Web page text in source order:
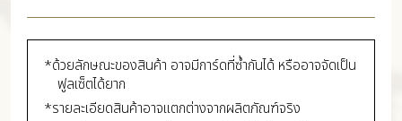
*ด้วยลักษณะของสินค้า อาจมีการ์ดที่ซ้ำกันได้ หรืออาจจัดเป็น
ฟูลเซ็ตได้ยาก
*รายละเอียดสินค้าอาจแตกต่างจากผลิตภัณฑ์จริง